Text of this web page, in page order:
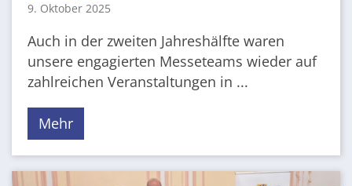
9. Oktober 2025
Auch in der zweiten Jahreshälfte waren
unsere engagierten Messeteams wieder auf
zahlreichen Veranstaltungen in ...
Mehr